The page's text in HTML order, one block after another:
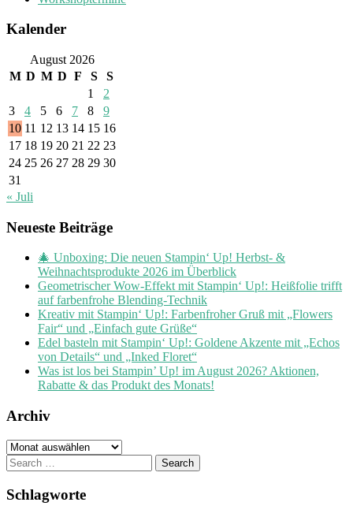
Kalender
August 2026
M D M D F S
S
1
2
3
4 5 6 7 8
9
10 11 12 13 14 15 16
17 18 19 20 21 22 23
24 25 26 27 28 29 30
31
« Juli
Neueste Beiträge
🎄 Unboxing: Die neuen Stampin‘ Up! Herbst- &
Weihnachtsprodukte 2026 im Überblick
Geometrischer Wow-Effekt mit Stampin‘ Up!: Heißfolie trifft
auf farbenfrohe Blending-Technik
Kreativ mit Stampin‘ Up!: Farbenfroher Gruß mit „Flowers
Fair“ und „Einfach gute Grüße“
Edel basteln mit Stampin‘ Up!: Goldene Akzente mit „Echos
von Details“ und „Inked Floret“
Was ist los bei Stampin’ Up! im August 2026? Aktionen,
Rabatte & das Produkt des Monats!
Archiv
Archiv
Search
for:
Schlagworte